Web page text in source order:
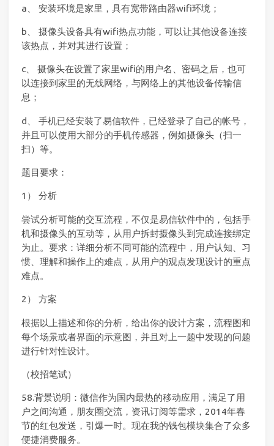
a、 安装环境是家里，具有宽带路由器wifi环境；
b、 摄像头设备具有wifi热点功能，可以让其他设备连接
该热点，并对其进行设置；
c、 摄像头在设置了家里wifi的用户名、密码之后，也可
以连接到家里的无线网络，与网络上的其他设备传输信
息；
d、 手机已经安装了易信软件，已经登录了自己的帐号，
并且可以使用大部分的手机传感器，例如摄像头（扫一
扫）等。
题目要求：
1） 分析
尝试分析可能的交互流程，不仅是易信软件中的，包括手
机和摄像头的互动等，从用户拆封摄像头到完成连接绑定
为止。要求：详细分析不同可能的流程中，用户认知、习
惯、理解和操作上的难点，从用户的观点发现设计的重点
难点。
2） 方案
根据以上描述和你的分析，给出你的设计方案，流程图和
每个场景或者界面的示意图，并且对上一题中发现的问题
进行针对性设计。
（校招笔试）
58.背景说明：微信作为国内最热的移动应用，满足了用
户之间沟通，朋友圈交流，资讯订阅等需求，2014年春
节的红包发送，引爆一时。现在我的钱包模块集合了众多
便捷消费服务。